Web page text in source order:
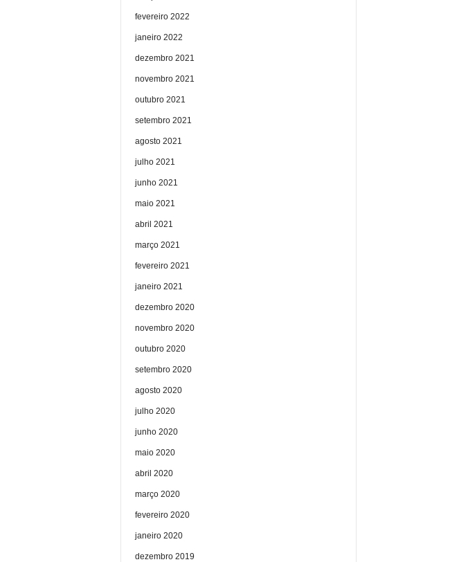
fevereiro 2022
janeiro 2022
dezembro 2021
novembro 2021
outubro 2021
setembro 2021
agosto 2021
julho 2021
junho 2021
maio 2021
abril 2021
março 2021
fevereiro 2021
janeiro 2021
dezembro 2020
novembro 2020
outubro 2020
setembro 2020
agosto 2020
julho 2020
junho 2020
maio 2020
abril 2020
março 2020
fevereiro 2020
janeiro 2020
dezembro 2019